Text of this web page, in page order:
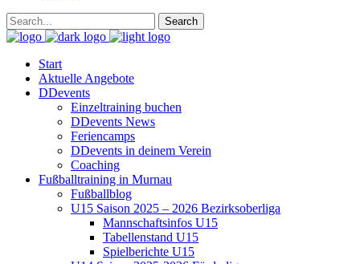
Start
Aktuelle Angebote
DDevents
Einzeltraining buchen
DDevents News
Feriencamps
DDevents in deinem Verein
Coaching
Fußballtraining in Murnau
Fußballblog
U15 Saison 2025 – 2026 Bezirksoberliga
Mannschaftsinfos U15
Tabellenstand U15
Spielberichte U15